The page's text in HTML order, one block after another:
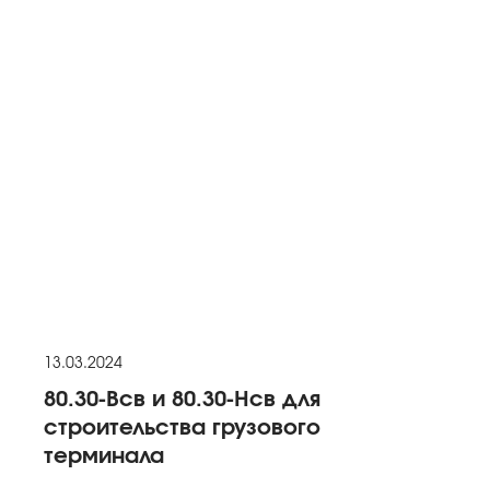
13.03.2024
80.30-Всв и 80.30-Нсв для
строительства грузового
терминала